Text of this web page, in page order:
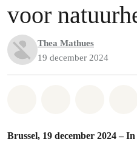
voor
Thea Mathues
19 december 2024
Brussel, 19 december 2024 –